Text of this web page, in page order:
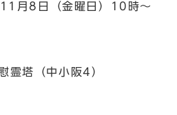
月8日（金曜日）10時～
霊塔（中小阪4）